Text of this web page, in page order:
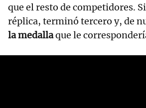
que el resto de competidores.
réplica, terminó tercero y, de
la medallaque le